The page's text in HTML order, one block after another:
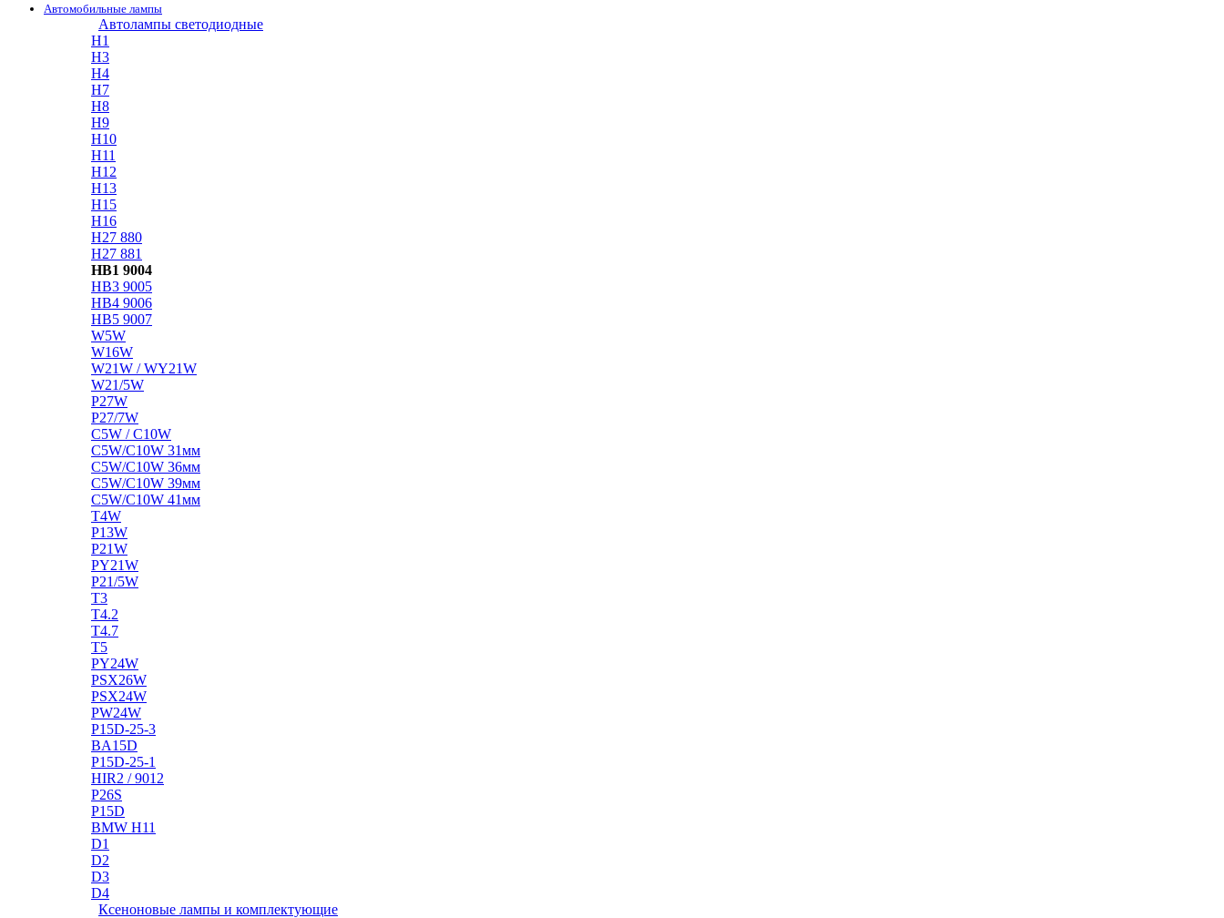
Автомобильные лампы
Автолампы светодиодные
H1
H3
H4
H7
H8
H9
H10
H11
H12
H13
H15
H16
H27 880
H27 881
HB1 9004
HB3 9005
HB4 9006
HB5 9007
W5W
W16W
W21W / WY21W
W21/5W
P27W
P27/7W
C5W / C10W
C5W/C10W 31мм
C5W/C10W 36мм
C5W/C10W 39мм
C5W/C10W 41мм
T4W
P13W
P21W
PY21W
P21/5W
T3
T4.2
T4.7
T5
PY24W
PSX26W
PSX24W
PW24W
P15D-25-3
BA15D
P15D-25-1
HIR2 / 9012
P26S
P15D
BMW H11
D1
D2
D3
D4
Ксеноновые лампы и комплектующие